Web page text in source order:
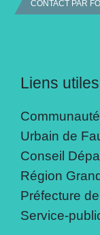
CONTACT PAR
Liens utiles
Urbain de
Conseil
Région
Préfecture
Service-